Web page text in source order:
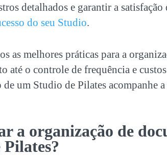
detalhados e garantir a satisfação
do seu Studio.
as melhores práticas para a
até o controle de frequência e
de um Studio de Pilates acompanhe
a organização de
Pilates?